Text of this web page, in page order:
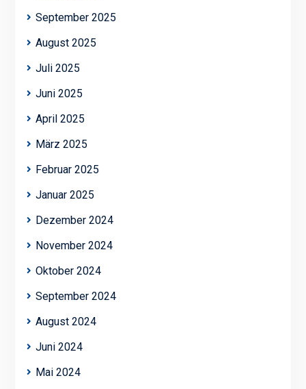
September 2025
August 2025
Juli 2025
Juni 2025
April 2025
März 2025
Februar 2025
Januar 2025
Dezember 2024
November 2024
Oktober 2024
September 2024
August 2024
Juni 2024
Mai 2024